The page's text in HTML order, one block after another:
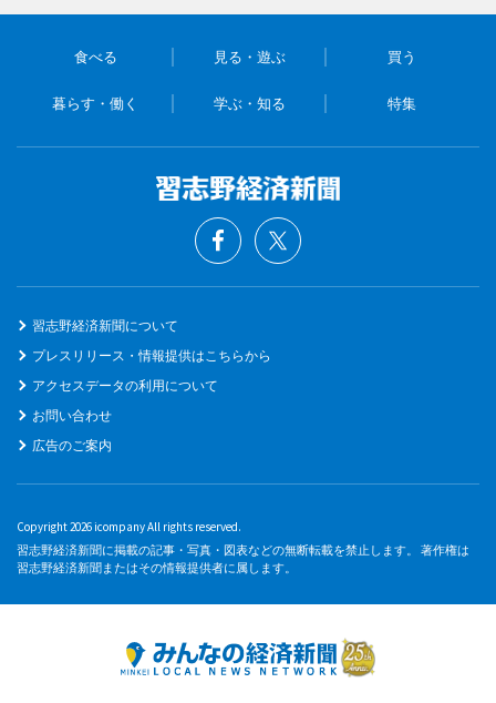
食べる 見る・遊ぶ 買う
暮らす・働く 学ぶ・知る 特集
習志野経済新聞について
プレスリリース・情報提供はこちらから
アクセスデータの利用について
お問い合わせ
広告のご案内
Copyright 2026 icompany All rights reserved.
習志野経済新聞に掲載の記事・写真・図表などの無断転載を禁止します。 著作権は
習志野経済新聞またはその情報提供者に属します。